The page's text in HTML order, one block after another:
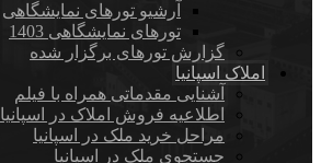
آرشیو تورهای نمایشگاهی
تورهای نمایشگاهی 1403
گزارش تورهای برگزار شده
املاک اسپانیا
آشنایی مقدماتی همراه با فیلم
اطلاعیه فروش املاک در اسپانیا
مراحل خرید ملک در اسپانیا
جستجوی ملک در اسپانیا